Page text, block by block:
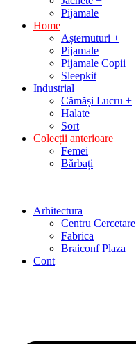
Pijamale
Home
Așternuturi +
Pijamale
Pijamale Copii
Sleepkit
Industrial
Cămăși Lucru +
Halate
Sort
Colecții anterioare
Femei
Bărbați
Arhitectura
Centru Cercetare
Fabrica
Braiconf Plaza
Cont